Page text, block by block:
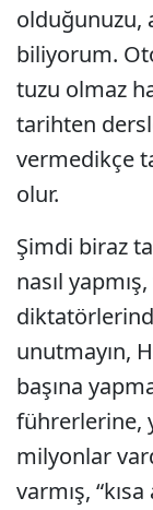
olduğunuzu,
biliyorum.
tuzu olmaz
tarihten
vermedikçe
olur.
Şimdi biraz
nasıl
unutmayın,
başına
führerlerine,
milyonlar
varmış,